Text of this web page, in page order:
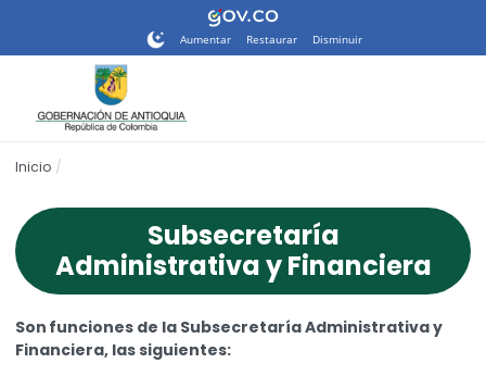
sitio
de
Aumentar Restaurar Disminuir
Inicio
Subsecretaría
Administrativa y Financiera
Son funciones de la Subsecretaría Administrativa y
Financiera, las siguientes: